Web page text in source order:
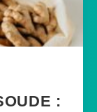
: